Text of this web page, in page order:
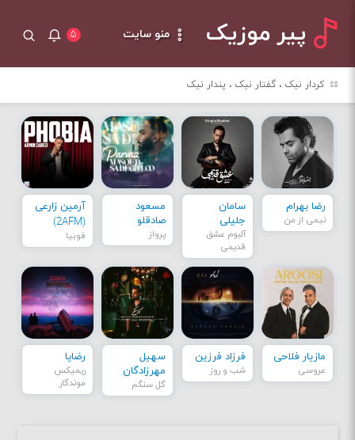
پیر موزیک منو سایت ۵
کردار نیک ، گفتار نیک ، پندار نیک
رضا بهرام
نیمی از من
سامان
جلیلی
آلبوم عشق
قدیمی
مسعود
صادقلو
پرواز
آرمین زارعی
(2AFM)
فوبیا
مازیار فلاحی
عروسی
فرزاد فرزین
شب و روز
سهیل
مهرزادگان
گل سنگم
رضایا
ریمیکس
موندگار